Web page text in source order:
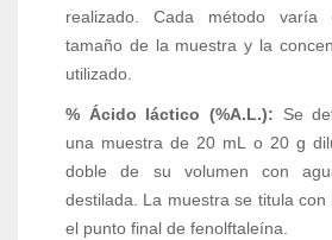
realizado. Cada método varía
tamaño de la muestra y la
utilizado.
% Ácido láctico (%A.L.): Se
una muestra de 20 mL o 20 g
doble de su volumen con
destilada. La muestra se titula con
el punto final de fenolftaleína.